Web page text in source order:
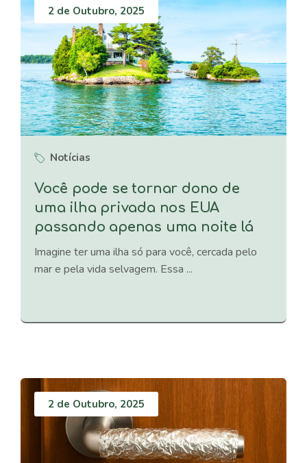
2 de Outubro, 2025
Notícias
Você pode se tornar dono de
uma ilha privada nos EUA
passando apenas uma noite lá
Imagine ter uma ilha só para você, cercada pelo
mar e pela vida selvagem. Essa ...
2 de Outubro, 2025